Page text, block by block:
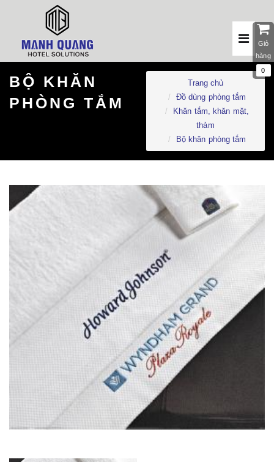
Giỏ
hàng
0
BỘ KHĂN
PHÒNG TẮM
Trang chủ
Đồ dùng phòng tắm
Khăn tắm, khăn mặt,
thảm
Bộ khăn phòng tắm